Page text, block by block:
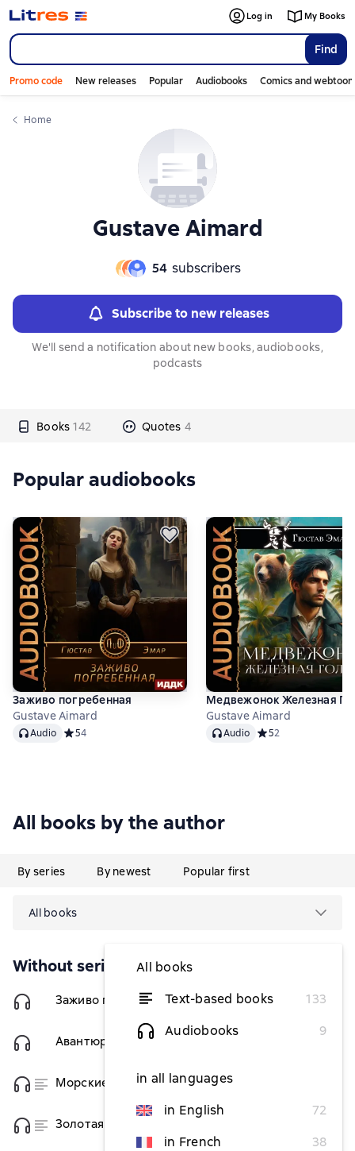
Find
Log in My Books
Promo code New releases Popular Audiobooks Comics and
Home
Gustave Aimard
54 subscribers
Subscribe to new releases
We'll send a notification about new books, audiobooks,
podcasts
Books 142 Quotes 4
Слайдер с книгами
Popular audiobooks
Заживо погребенная
Gustave Aimard
AudioAudio Средний рейтинг 5 на основе 4 оценок
54
Медвежонок Железная
Gustave Aimard
AudioAudio Средний рейтинг 5
52
All books by the author
By series By newest Popular first
All books
All books
Text-based books
133
Audiobooks
9
in all languages
in English
72
in French
38
Without series
Заживо погребенная $2.46
Авантюристы
Морские цыгане
Золотая Кастилия